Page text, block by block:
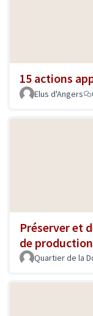
15 actions
Elus d'Angers
Préserver et
de
Quartier de la